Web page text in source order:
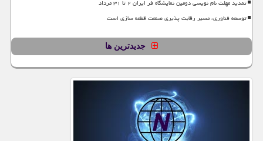
تمدید مهلت نام نویسی دومین نمایشگاه فر ایران ۲ تا ۳۱ مرداد
توسعه فناوری، مسیر رقابت پذیری صنعت قطعه سازی است
جدیدترین ها